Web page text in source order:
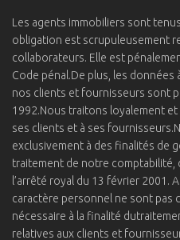
Les agents immobiliers sont
obligation est scrupuleusement
collaborateurs. Elle est
Code pénal.De plus, les
nos clients et fournisseurs sont
1992.Nous traitons loyalement
ses clients et à ses
exclusivement à des finalités de
traitement de notre comptabilité,
l’arrêté royal du 13 février 2001.
caractère personnel ne sont pas
nécessaire à la finalité
relatives aux clients et